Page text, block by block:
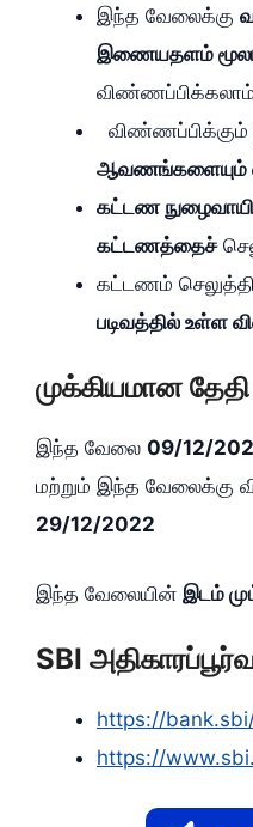
இந்த வேலைக்கு
இணையதளம்
விண்ணப்பிக்கும்
ஆவணங்களையும்
கட்டண
கட்டணத்தைச்
கட்டணம்
படிவத்தில் உள்ள
முக்கியமான
இந்த வேலை 09/12/
மற்றும் இந்த வேலைக்கு
29/12/2022
இந்த வேலையின் இடம்
SBI
https://
https://